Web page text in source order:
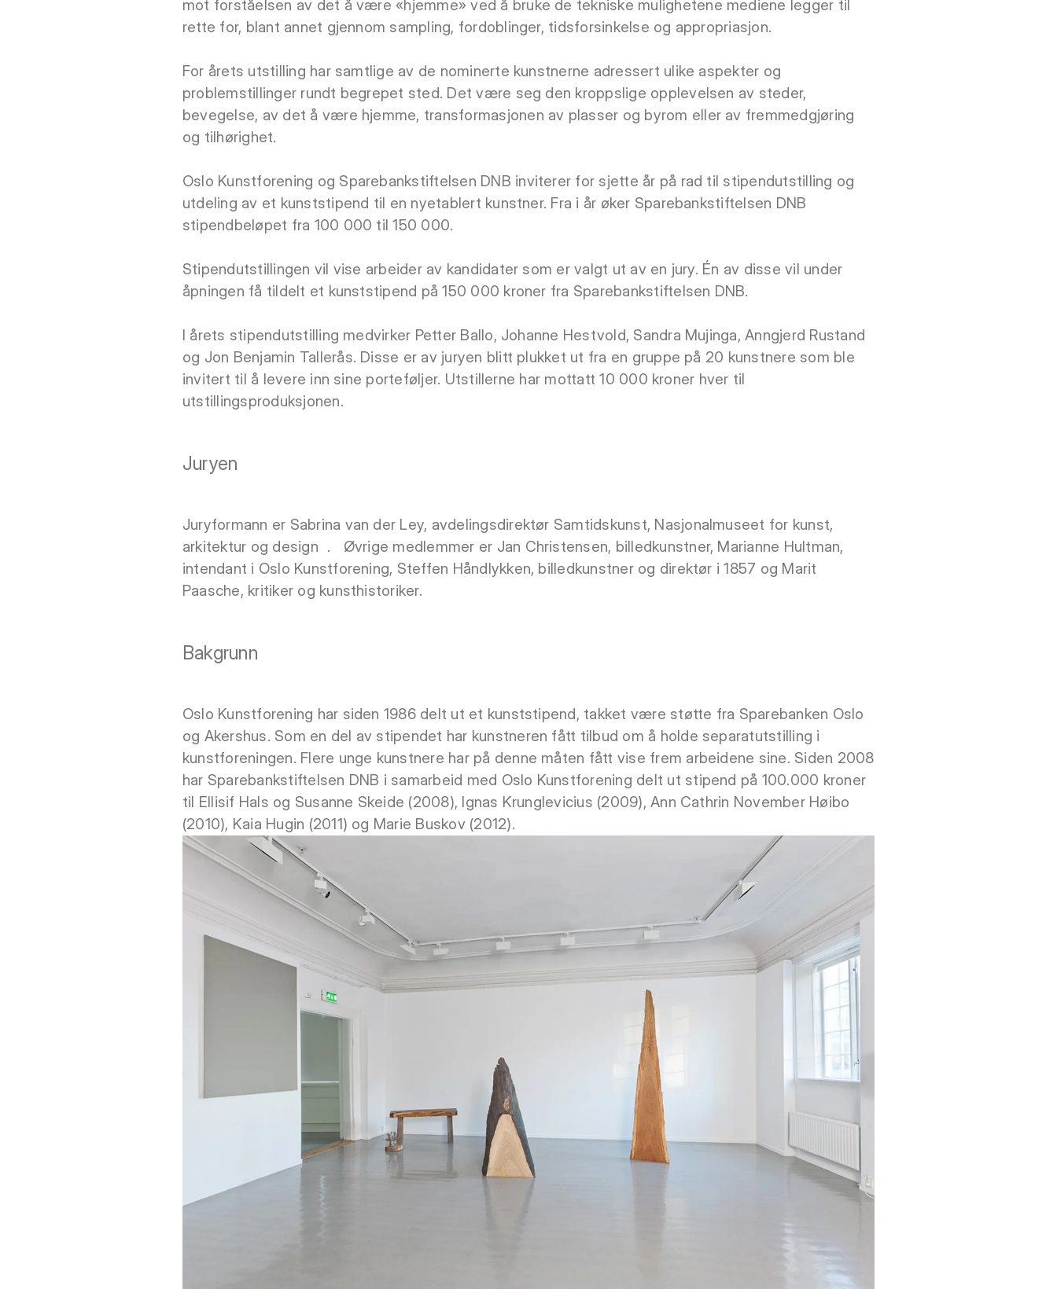
mot forståelsen av det å være «hjemme» ved å bruke de tekniske mulighetene mediene legger til
rette for, blant annet gjennom sampling, fordoblinger, tidsforsinkelse og appropriasjon.
For årets utstilling har samtlige av de nominerte kunstnerne adressert ulike aspekter og
problemstillinger rundt begrepet sted. Det være seg den kroppslige opplevelsen av steder,
bevegelse, av det å være hjemme, transformasjonen av plasser og byrom eller av fremmedgjøring
og tilhørighet.
Oslo Kunstforening og Sparebankstiftelsen DNB inviterer for sjette år på rad til stipendutstilling og
utdeling av et kunststipend til en nyetablert kunstner. Fra i år øker Sparebankstiftelsen DNB
stipendbeløpet fra 100 000 til 150 000.
Stipendutstillingen vil vise arbeider av kandidater som er valgt ut av en jury. Én av disse vil under
åpningen få tildelt et kunststipend på 150 000 kroner fra Sparebankstiftelsen DNB.
I årets stipendutstilling medvirker Petter Ballo, Johanne Hestvold, Sandra Mujinga, Anngjerd Rustand
og Jon Benjamin Tallerås. Disse er av juryen blitt plukket ut fra en gruppe på 20 kunstnere som ble
invitert til å levere inn sine porteføljer. Utstillerne har mottatt 10 000 kroner hver til
utstillingsproduksjonen.
Juryen
Juryformann er Sabrina van der Ley, avdelingsdirektør Samtidskunst, Nasjonalmuseet for kunst,
arkitektur og design . Øvrige medlemmer er Jan Christensen, billedkunstner, Marianne Hultman,
intendant i Oslo Kunstforening, Steffen Håndlykken, billedkunstner og direktør i 1857 og Marit
Paasche, kritiker og kunsthistoriker.
Bakgrunn
Oslo Kunstforening har siden 1986 delt ut et kunststipend, takket være støtte fra Sparebanken Oslo
og Akershus. Som en del av stipendet har kunstneren fått tilbud om å holde separatutstilling i
kunstforeningen. Flere unge kunstnere har på denne måten fått vise frem arbeidene sine. Siden 2008
har Sparebankstiftelsen DNB i samarbeid med Oslo Kunstforening delt ut stipend på 100.000 kroner
til Ellisif Hals og Susanne Skeide (2008), Ignas Krunglevicius (2009), Ann Cathrin November Høibo
(2010), Kaia Hugin (2011) og Marie Buskov (2012).